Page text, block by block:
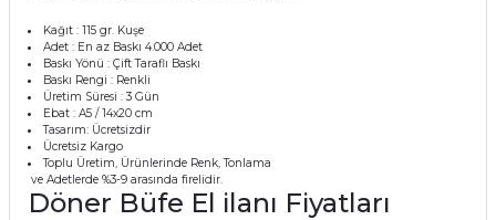
Kağıt: 115 gr. Kuşe
Adet : En az Baskı 4.000 Adet
Baskı Yönü: Çift Taraflı Baskı
Baskı Rengi: Renkli
Üretim Süresi: 3 Gün
Ebat: A5 / 14x20 cm
Tasarım: Ücretsizdir
Ücretsiz Kargo
Toplu Üretim, Ürünlerinde Renk, Tonlama
ve Adetlerde %3-9 arasında firelidir.
Döner Büfe El ilanı Fiyatları